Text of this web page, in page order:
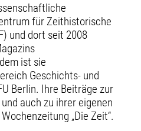
für Zeithistorische
und dort seit 2008
ist sie
Geschichts- und
Berlin. Ihre Beiträge zur
auch zu ihrer eigenen
„Die Zeit“.